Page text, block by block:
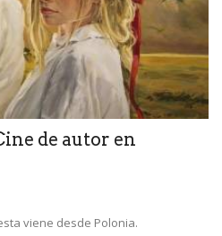
de autor en
viene desde Polonia.